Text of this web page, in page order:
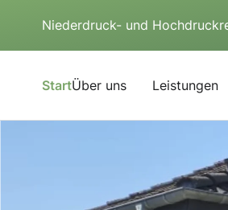
Niederdruck- und
StartÜber uns Leistungen